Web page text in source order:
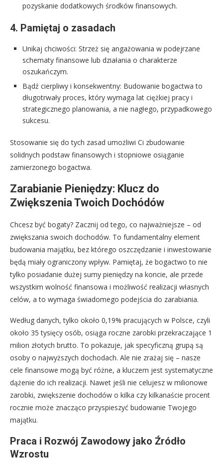
pozyskanie dodatkowych środków finansowych.
4. Pamiętaj o zasadach
Unikaj chciwości: Strzeż się angażowania w podejrzane
schematy finansowe lub działania o charakterze
oszukańczym.
Bądź cierpliwy i konsekwentny: Budowanie bogactwa to
długotrwały proces, który wymaga lat ciężkiej pracy i
strategicznego planowania, a nie nagłego, przypadkowego
sukcesu.
Stosowanie się do tych zasad umożliwi Ci zbudowanie
solidnych podstaw finansowych i stopniowe osiąganie
zamierzonego bogactwa.
Zarabianie Pieniędzy: Klucz do
Zwiększenia Twoich Dochódów
Chcesz być bogaty? Zacznij od tego, co najważniejsze – od
zwiększania swoich dochodów. To fundamentalny element
budowania majątku, bez którego oszczędzanie i inwestowanie
będą miały ograniczony wpływ. Pamiętaj, że bogactwo to nie
tylko posiadanie dużej sumy pieniędzy na koncie, ale przede
wszystkim wolność finansowa i możliwość realizacji własnych
celów, a to wymaga świadomego podejścia do zarabiania.
Według danych, tylko około 0,19% pracujących w Polsce, czyli
około 35 tysięcy osób, osiąga roczne zarobki przekraczające 1
milion złotych brutto. To pokazuje, jak specyficzną grupą są
osoby o najwyższych dochodach. Ale nie zrażaj się – nasze
cele finansowe mogą być różne, a kluczem jest systematyczne
dążenie do ich realizacji. Nawet jeśli nie celujesz w milionowe
zarobki, zwiększenie dochodów o kilka czy kilkanaście procent
rocznie może znacząco przyspieszyć budowanie Twojego
majątku.
Praca i Rozwój Zawodowy jako Źródło
Wzrostu